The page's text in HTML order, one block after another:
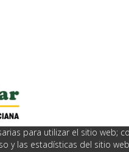
para utilizar el sitio web;
las estadísticas del sitio